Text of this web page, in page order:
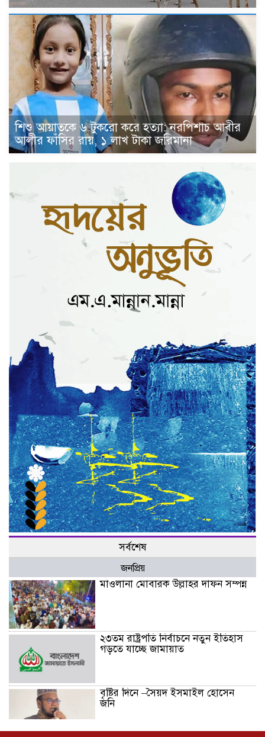
শিশু আয়াতকে ৬ টুকরো করে হত্যা: নরপিশাচ আবীর
আলীর ফাঁসির রায়, ১ লাখ টাকা জরিমানা
সর্বশেষ
জনপ্রিয়
মাওলানা মোবারক উল্লাহর দাফন সম্পন্ন
২৩তম রাষ্ট্রপতি নির্বাচনে নতুন ইতিহাস
গড়তে যাচ্ছে জামায়াত
বৃষ্টির দিনে –সৈয়দ ইসমাইল হোসেন
জনি